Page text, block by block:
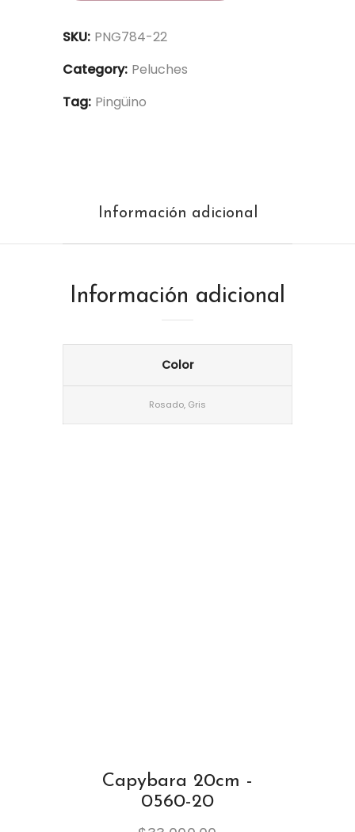
SKU: PNG784-22
Category: Peluches
Tag: Pingüino
Información adicional
Información adicional
Color
Rosado, Gris
Capybara 20cm -
0560-20